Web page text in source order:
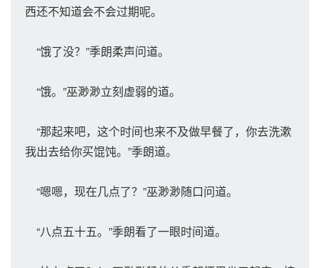
西还不知道会不会过期呢。
“饿了没？”季朗柔声问道。
“饿。”巫渺渺立刻虚弱的道。
“那起来吧，这个时间也来不及做早餐了，你去洗漱
我出去给你买馄饨。”季朗道。
“嗯嗯，现在几点了？”巫渺渺随口问道。
“八点五十五。”季朗看了一眼时间道。